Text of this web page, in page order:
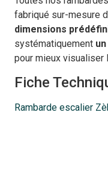
fabriqué sur-mesure
dimensions
systématiquement un
pour mieux visualiser
Fiche
Rambarde escalier